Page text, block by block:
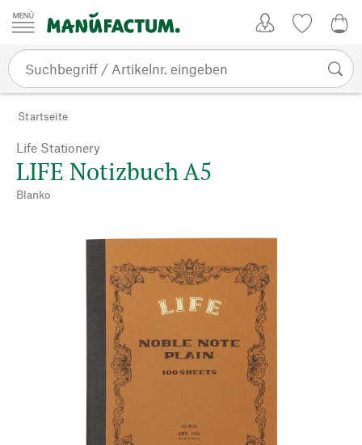
Zum Inhalt springen
Startseite
Life Stationery
LIFE Notizbuch A5
Blanko